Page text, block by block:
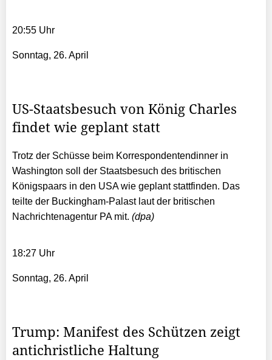
20:55 Uhr
Sonntag, 26. April
US-Staatsbesuch von König Charles
findet wie geplant statt
Trotz der Schüsse beim Korrespondentendinner in
Washington soll der Staatsbesuch des britischen
Königspaars in den USA wie geplant stattfinden. Das
teilte der Buckingham-Palast laut der britischen
Nachrichtenagentur PA mit. (dpa)
18:27 Uhr
Sonntag, 26. April
Trump: Manifest des Schützen zeigt
antichristliche Haltung